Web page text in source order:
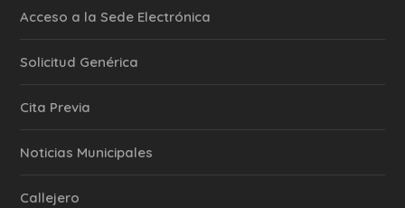
Acceso a la Sede Electrónica
Solicitud Genérica
Cita Previa
‎Noticias Municipales
Callejero